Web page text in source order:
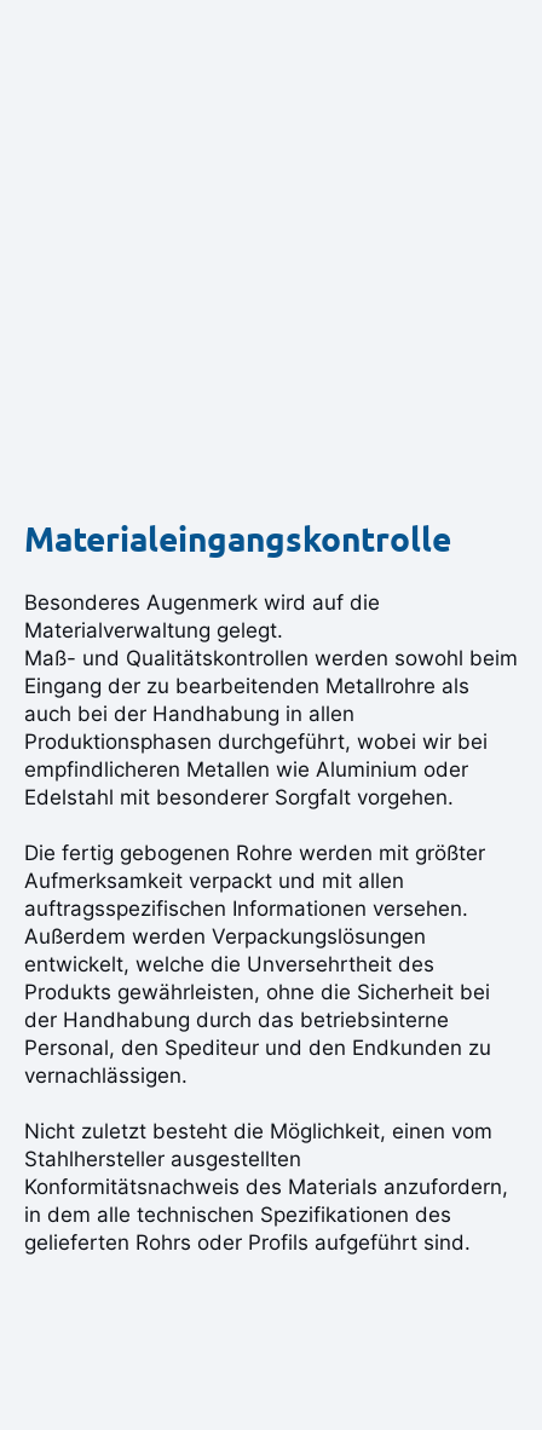
Materialeingangskontrolle
Besonderes Augenmerk wird auf die
Materialverwaltung gelegt.
Maß- und Qualitätskontrollen werden sowohl beim
Eingang der zu bearbeitenden Metallrohre als
auch bei der Handhabung in allen
Produktionsphasen durchgeführt, wobei wir bei
empfindlicheren Metallen wie Aluminium oder
Edelstahl mit besonderer Sorgfalt vorgehen.
Die fertig gebogenen Rohre werden mit größter
Aufmerksamkeit verpackt und mit allen
auftragsspezifischen Informationen versehen.
Außerdem werden Verpackungslösungen
entwickelt, welche die Unversehrtheit des
Produkts gewährleisten, ohne die Sicherheit bei
der Handhabung durch das betriebsinterne
Personal, den Spediteur und den Endkunden zu
vernachlässigen.
Nicht zuletzt besteht die Möglichkeit, einen vom
Stahlhersteller ausgestellten
Konformitätsnachweis des Materials anzufordern,
in dem alle technischen Spezifikationen des
gelieferten Rohrs oder Profils aufgeführt sind.